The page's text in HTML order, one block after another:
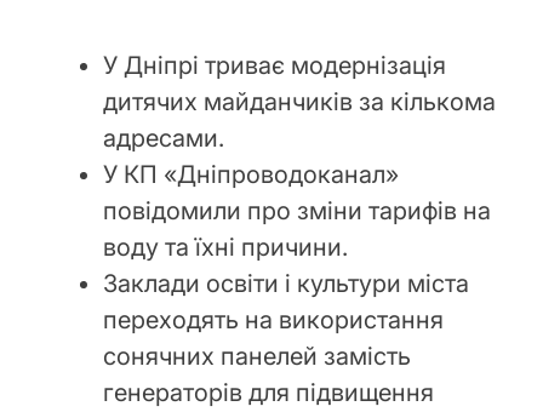
У Дніпрі триває модернізація
дитячих майданчиків за кількома
адресами.
У КП «Дніпроводоканал»
повідомили про зміни тарифів на
воду та їхні причини.
Заклади освіти і культури міста
переходять на використання
сонячних панелей замість
генераторів для підвищення